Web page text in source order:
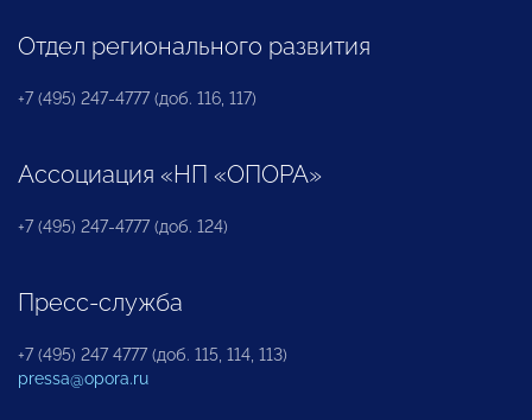
Отдел регионального развития
+7 (495) 247-4777 (доб. 116, 117)
Ассоциация «НП «ОПОРА»
+7 (495) 247-4777 (доб. 124)
Пресс-служба
+7 (495) 247 4777 (доб. 115, 114, 113)
pressa@opora.ru